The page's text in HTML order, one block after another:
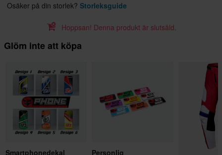
Osäker på din storlek? Storleksguide
Hoppsan! Denna produkt är slutsåld.
Glöm inte att köpa
Smartphonedekal
Personlig